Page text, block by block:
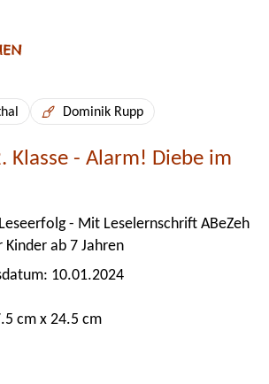
Dominik Rupp
Klasse - Alarm! Diebe im
- Mit Leselernschrift ABeZeh
ab 7 Jahren
10.01.2024
cm x 24.5 cm